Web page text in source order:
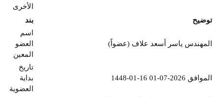
الأخرى
بند
توضيح
اسم
العضو
المعين
المهندس ياسر أسعد علاف (عضواً)
تاريخ
بداية
العضوية
1448-01-16 الموافق 2026-07-01